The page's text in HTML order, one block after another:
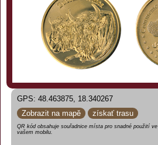
GPS: 48.463875, 18.340267
Zobrazit na mapě
získať trasu
QR kód obsahuje souřadnice místa pro snadné použití ve
vašem mobilu.